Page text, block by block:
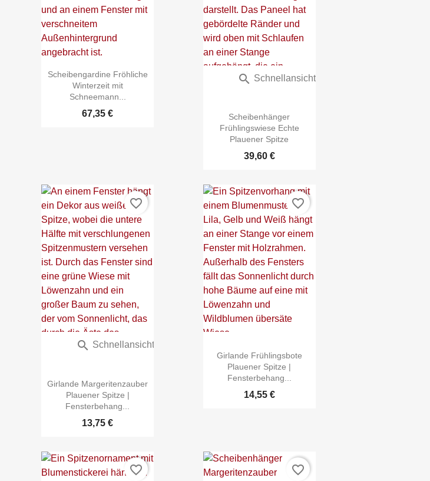
Scheibengardine Fröhliche
Winterzeit mit
Schneemann...
67,35 €
Schnellansicht
Scheibenhänger
Frühlingswiese Echte
Plauener Spitze
39,60 €
 Schnellansicht
Girlande Margeritenzauber
Plauener Spitze |
Fensterbehang...
13,75 €
 Schnellansicht
favorite_border
Girlande Frühlingsbote
Plauener Spitze |
Fensterbehang...
14,55 €
favorite_border
favorite_border favorite_border